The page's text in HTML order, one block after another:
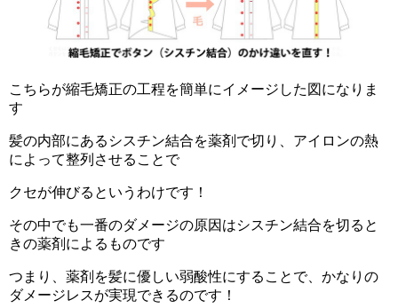
こちらが縮毛矯正の工程を簡単にイメージした図になりま
す
髪の内部にあるシスチン結合を薬剤で切り、アイロンの熱
によって整列させることで
クセが伸びるというわけです！
その中でも一番のダメージの原因はシスチン結合を切ると
きの薬剤によるものです
つまり、薬剤を髪に優しい弱酸性にすることで、かなりの
ダメージレスが実現できるのです！